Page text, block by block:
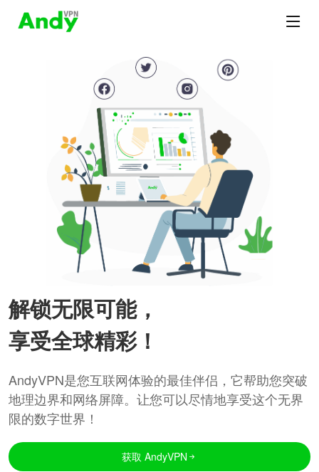
解锁无限可能，
享受全球精彩！
AndyVPN是您互联网体验的最佳伴侣，它帮助您突破
地理边界和网络屏障。让您可以尽情地享受这个无界
限的数字世界！
获取 AndyVPN